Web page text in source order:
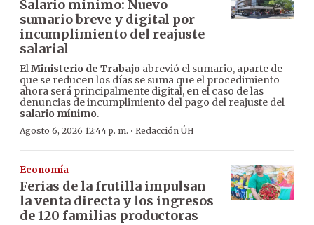
Salario mínimo: Nuevo
sumario breve y digital por
incumplimiento del reajuste
salarial
ElMinisterio de Trabajo abrevió el sumario, aparte de
que se reducen los días se suma que el procedimiento
ahora será principalmente digital, en el caso de las
denuncias de incumplimiento del pago del reajuste del
salario mínimo.
Agosto 6, 2026 12:44 p. m. · Redacción ÚH
Economía
Ferias de la frutilla impulsan
la venta directa y los ingresos
de 120 familias productoras